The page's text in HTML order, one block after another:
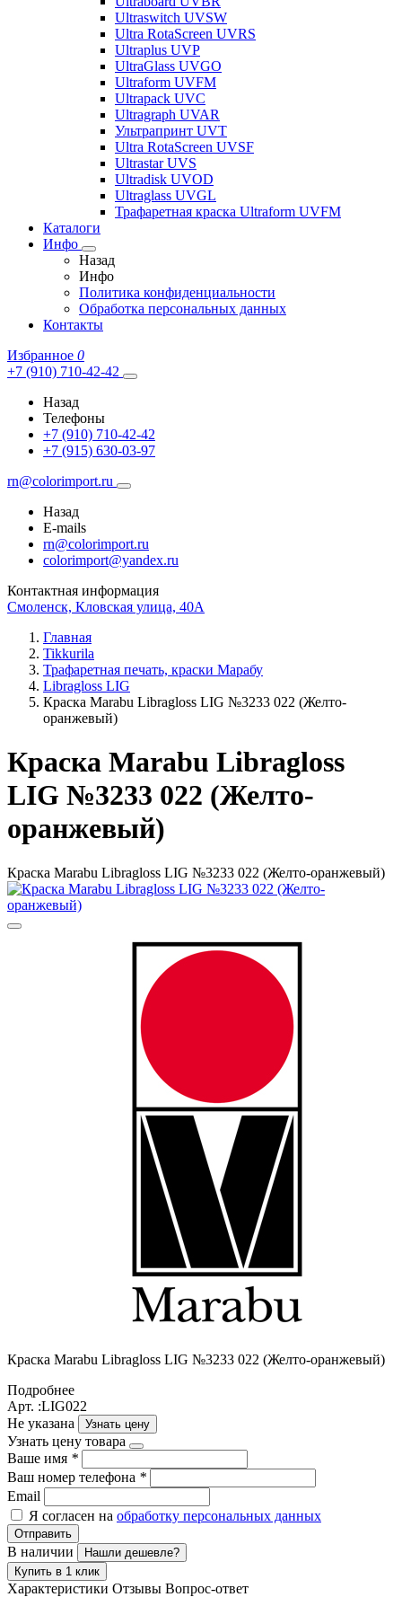
Ultraswitch UVSW
Ultra RotaScreen UVRS
Ultraplus UVP
UltraGlass UVGO
Ultraform UVFM
Ultrapack UVC
Ultragraph UVAR
Ультрапринт UVT
Ultra RotaScreen UVSF
Ultrastar UVS
Ultradisk UVOD
Ultraglass UVGL
Трафаретная краска Ultraform UVFM
Каталоги
Инфо
Назад
Инфо
Политика конфиденциальности
Обработка персональных данных
Контакты
Избранное 0
+7 (910) 710-42-42
Назад
Телефоны
+7 (910) 710-42-42
+7 (915) 630-03-97
rn@colorimport.ru
Назад
E-mails
rn@colorimport.ru
colorimport@yandex.ru
Контактная информация
Смоленск, Кловская улица, 40А
Главная
Tikkurila
Трафаретная печать, краски Марабу
Libragloss LIG
Краска Маrabu Libragloss LIG №3233 022 (Желто-
оранжевый)
Краска Маrabu Libragloss
LIG №3233 022 (Желто-
оранжевый)
Краска Маrabu Libragloss LIG №3233 022 (Желто-оранжевый)
Краска Маrabu Libragloss LIG №3233 022 (Желто-оранжевый)
Подробнее
Арт. :LIG022
Не указана
Узнать цену
Узнать цену товара
Ваше имя *
Ваш номер телефона *
Email
Я согласен на обработку персональных данных
Отправить
В наличии
Нашли дешевле?
Купить в 1 клик
Характеристики Отзывы Вопрос-ответ